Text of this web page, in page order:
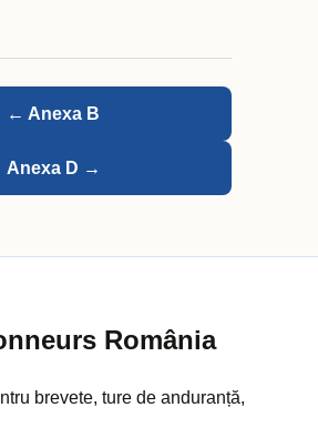
← Anexa B
Anexa D →
România
brevete, ture de anduranță,